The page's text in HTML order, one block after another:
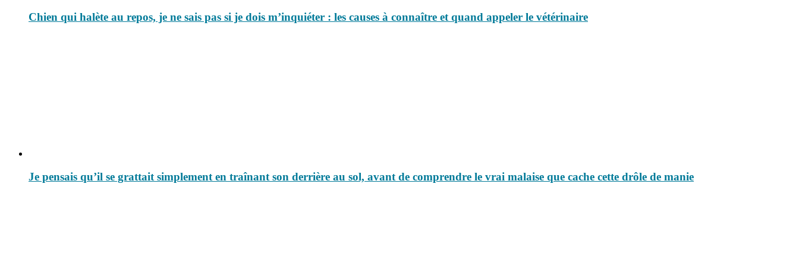
Chien qui halète au repos, je ne sais pas si je dois m’inquiéter : les causes à connaître et quand appeler le vétérinaire
Je pensais qu’il se grattait simplement en traînant son derrière au sol, avant de comprendre le vrai malaise que cache cette drôle de manie